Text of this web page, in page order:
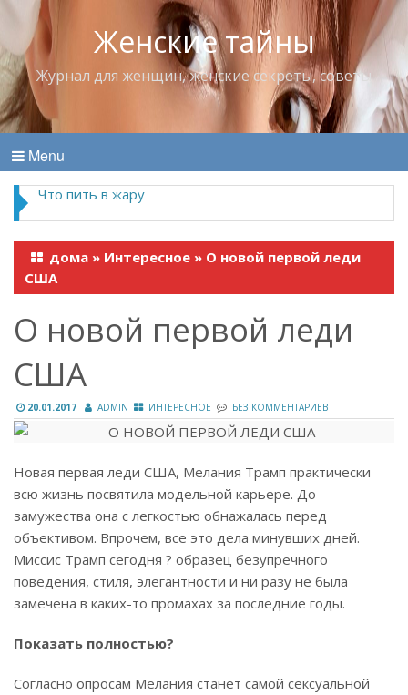
Женские тайны
Журнал для женщин, женские секреты, советы
Menu
Что пить в жару
дома » Интересное » О новой первой леди
США
О новой первой леди
США
20.01.2017 ADMIN ИНТЕРЕСНОЕ БЕЗ КОММЕНТАРИЕВ
Новая первая леди США, Мелания Трамп практически
всю жизнь посвятила модельной карьере. До
замужества она с легкостью обнажалась перед
объективом. Впрочем, все это дела минувших дней.
Миссис Трамп сегодня ? образец безупречного
поведения, стиля, элегантности и ни разу не была
замечена в каких-то промахах за последние годы.
Показать полностью?
Согласно опросам Мелания станет самой сексуальной